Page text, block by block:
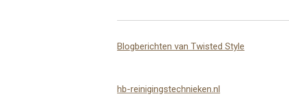
Blogberichten van Twisted Style
hb-reinigingstechnieken.nl